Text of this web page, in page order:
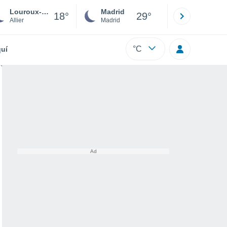
Louroux-Bourbonnais
Allier 18° Madrid
Madrid 29°
°C